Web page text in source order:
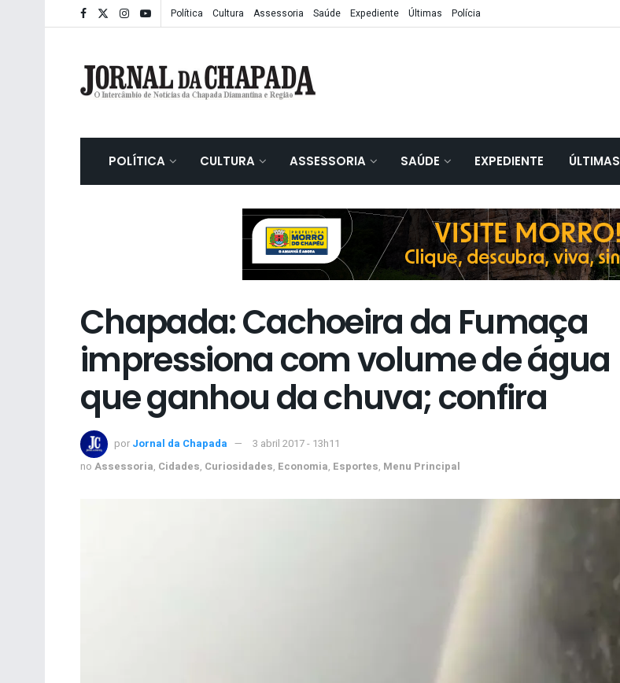
Política Cultura Assessoria Saúde Expediente Últimas Polícia
POLÍTICA CULTURA ASSESSORIA SAÚDE EXPEDIENTE ÚLTIMAS
Chapada: Cachoeira da Fumaça
impressiona com volume de água
que ganhou da chuva; confira
por Jornal da Chapada
3 abril 2017 - 13h11
no Assessoria, Cidades, Curiosidades, Economia, Esportes, Menu Principal